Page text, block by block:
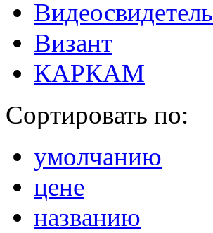
Видеосвидетель
Визант
КАРКАМ
Сортировать по:
умолчанию
цене
названию